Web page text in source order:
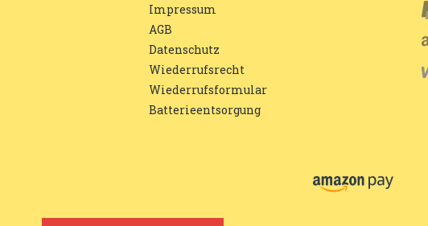
Impressum
AGB
Datenschutz
Wiederrufsrecht
Wiederrufsformular
Batterieentsorgung